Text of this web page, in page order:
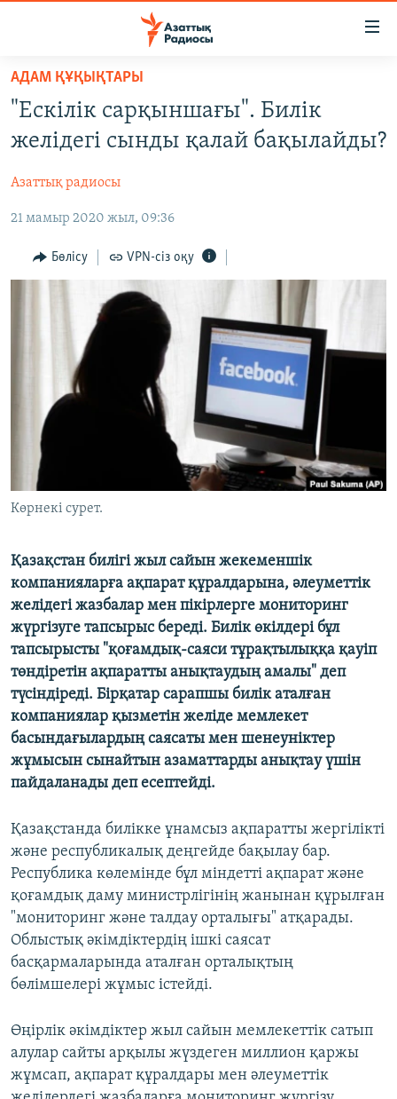
Skip
main
content
to
Navigation
ЖАҢАЛЫҚТАР
ҚАҢТАР ОҚИҒАСЫ
АДАМ ҚҰҚЫҚТАРЫ
ӘЛЕУМЕТ
АРНАЙЫ ЖОБАЛАР
ЖАЗЫЛЫҢЫЗ
Басқа тілдерде
АДАМ ҚҰҚЫҚТАРЫ
"Ескілік сарқыншағы". Билік
желідегі сынды қалай бақылайды?
Азаттық радиосы
21 мамыр 2020 жыл, 09:36
Бөлісу VPN-сіз оқу
Көрнекі сурет.
Қазақстан билігі жыл сайын жекеменшік
компанияларға ақпарат құралдарына, әлеуметтік
желідегі жазбалар мен пікірлерге мониторинг
жүргізуге тапсырыс береді. Билік өкілдері бұл
тапсырысты "қоғамдық-саяси тұрақтылыққа қауіп
төндіретін ақпаратты анықтаудың амалы" деп
түсіндіреді. Бірқатар сарапшы билік аталған
компаниялар қызметін желіде мемлекет
басындағылардың саясаты мен шенеуніктер
жұмысын сынайтын азаматтарды анықтау үшін
пайдаланады деп есептейді.
Қазақстанда билікке ұнамсыз ақпаратты жергілікті
және республикалық деңгейде бақылау бар.
Республика көлемінде бұл міндетті ақпарат және
қоғамдық даму министрлігінің жанынан құрылған
"мониторинг және талдау орталығы" атқарады.
Облыстық әкімдіктердің ішкі саясат
басқармаларында аталған орталықтың
бөлімшелері жұмыс істейді.
Өңірлік әкімдіктер жыл сайын мемлекеттік сатып
алулар сайты арқылы жүздеген миллион қаржы
жұмсап, ақпарат құралдары мен әлеуметтік